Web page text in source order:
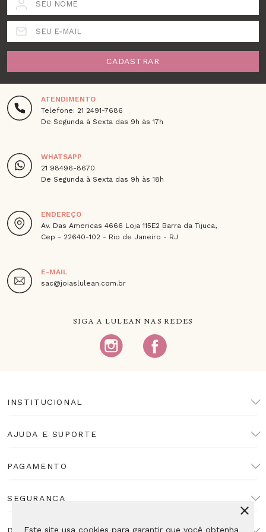
Este site usa cookies para garantir que você obtenha
SEU NOME
SEU E-MAIL
CADASTRAR
ATENDIMENTO
Telefone: 21 2491-7686
De Segunda à Sexta das 9h às 17h
WHATSAPP
21 98496-8670
De Segunda à Sexta das 9h às 18h
ENDEREÇO
Av. Das Americas 4666 Loja 115E2 Barra da Tijuca,
Cep - 22640-102 - Rio de Janeiro - RJ
E-MAIL
sac@joiaslulean.com.br
SIGA A LULEAN NAS REDES
INSTITUCIONAL
AJUDA E SUPORTE
PAGAMENTO
SEGURANÇA